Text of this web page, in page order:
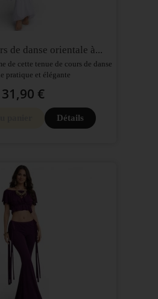
de danse orientale à...
de cette tenue de cours de danse
pratique et élégante
31,90 €
Détails